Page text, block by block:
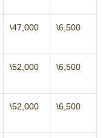
\47,000 \6,500
\52,000 \6,500
\52,000 \6,500